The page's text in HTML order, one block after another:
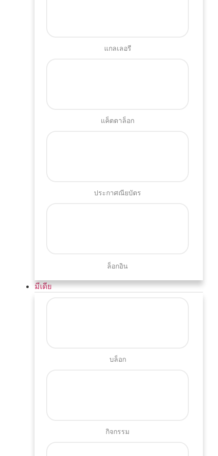
แกลเลอรี
แค็ตตาล็อก
ประกาศณียบัตร
ล็อกอิน
มีเดีย
บล็อก
กิจกรรม